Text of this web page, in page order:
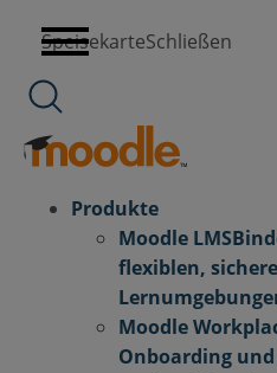
Zum
Inhalt
springen
SpeisekarteSchließen
Produkte
Moodle LMS
flexiblen,
Moodle
Onboarding